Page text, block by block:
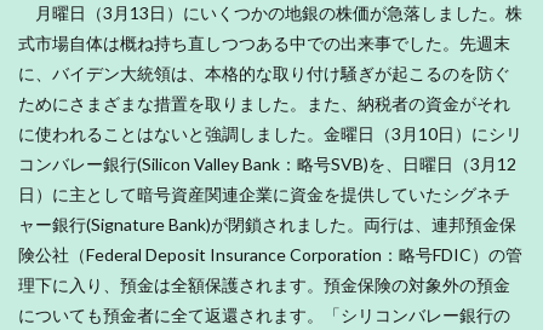
月曜日（3月13日）にいくつかの地銀の株価が急落しました。株
式市場自体は概ね持ち直しつつある中での出来事でした。先週末
に、バイデン大統領は、本格的な取り付け騒ぎが起こるのを防ぐ
ためにさまざまな措置を取りました。また、納税者の資金がそれ
に使われることはないと強調しました。金曜日（3月10日）にシリ
コンバレー銀行(Silicon Valley Bank：略号SVB)を、日曜日（3月12
日）に主として暗号資産関連企業に資金を提供していたシグネチ
ャー銀行(Signature Bank)が閉鎖されました。両行は、連邦預金保
険公社（Federal Deposit Insurance Corporation：略号FDIC）の管
理下に入り、預金は全額保護されます。預金保険の対象外の預金
についても預金者に全て返還されます。「シリコンバレー銀行の